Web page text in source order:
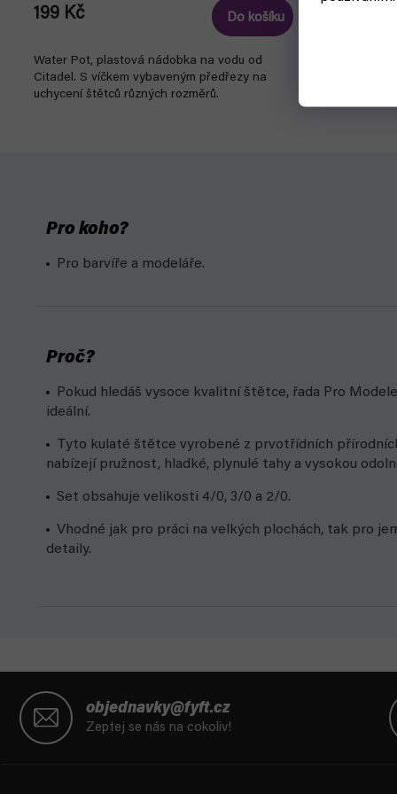
199 Kč Do košíku
Water Pot, plastová nádobka na vodu od
Citadel. S víčkem vybaveným předřezy na
uchycení štětců různých rozměrů.
Vallej Brush
miniatury.
Pro koho?
Pro barvíře a modeláře.
Proč?
Pokud hledáš vysoce kvalitní štětce, řada Pro
ideální.
Tyto kulaté štětce vyrobené z prvotřídních
nabízejí pružnost, hladké, plynulé tahy a vysokou
Set obsahuje velikosti 4/0, 3/0 a 2/0.
Vhodné jak pro práci na velkých plochách, tak pro
detaily.
objednavky@fyft.cz
Zeptej se nás na cokoliv!